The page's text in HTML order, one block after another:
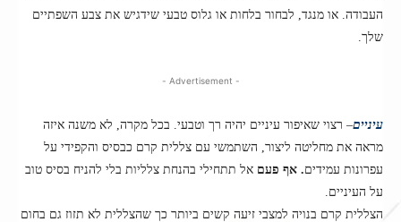
העבודה. או מנגד, לבחור בלחות או גלוס טבעי שידגיש את צבע השפתיים
שלך.
- Advertisement -
עיניים– רצוי שאיפור עיניים יהיה רך וטבעי. בכל מקרה, לא משנה איזה
מראה את מחליטה ליצור, השתמשי עם צללית קרם כבסיס והקפידי על
עפרונות עמידים. אף פעם אל תתחילי בהנחת צלליות בלי להניח בסיס טוב
על העיניים.
הצללית קרם בנויה למצבי זיעה קשים ביותר כך שהצללית לא תזוז גם בחום